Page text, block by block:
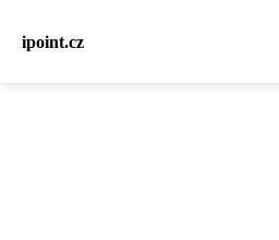
ipoint.cz